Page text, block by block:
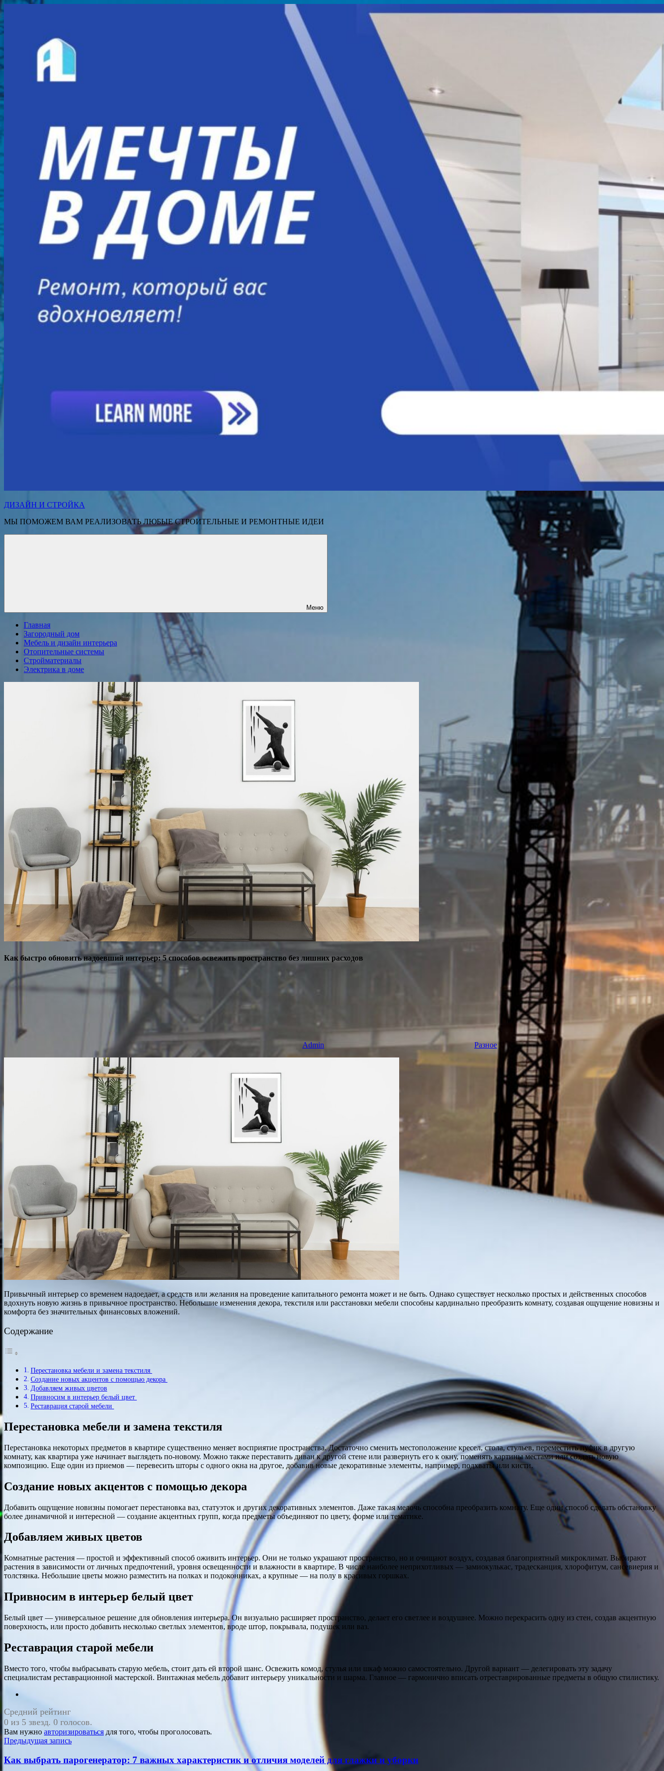
содержимому
ДИЗАЙН И СТРОЙКА
МЫ ПОМОЖЕМ ВАМ РЕАЛИЗОВАТЬ ЛЮБЫЕ СТРОИТЕЛЬНЫЕ И РЕМОНТНЫЕ ИДЕИ
Меню
Главная
Загородный дом
Мебель и дизайн интерьера
Отопительные системы
Стройматериалы
Электрика в доме
Как быстро обновить надоевший интерьер: 5 способов освежить пространство без лишних расходов
Admin Разное
Привычный интерьер со временем надоедает, а средств или желания на проведение капитального ремонта может и не быть. Однако существует несколько простых и действенных способов
вдохнуть новую жизнь в привычное пространство. Небольшие изменения декора, текстиля или расстановки мебели способны кардинально преобразить комнату, создавая ощущение новизны и
комфорта без значительных финансовых вложений.
Содержание
Перестановка мебели и замена текстиля
Создание новых акцентов с помощью декора
Добавляем живых цветов
Привносим в интерьер белый цвет
Реставрация старой мебели
Перестановка мебели и замена текстиля
Перестановка некоторых предметов в квартире существенно меняет восприятие пространства. Достаточно сменить местоположение кресел, стола, стульев, переместить пуфик в другую
комнату, как квартира уже начинает выглядеть по-новому. Можно также переставить диван к другой стене или развернуть его к окну, поменять картины местами или создать новую
композицию. Еще один из приемов — перевесить шторы с одного окна на другое, добавив новые декоративные элементы, например, подхваты или кисти.
Создание новых акцентов с помощью декора
Добавить ощущение новизны помогает перестановка ваз, статуэток и других декоративных элементов. Даже такая мелочь способна преобразить комнату. Еще один способ сделать обстановку
более динамичной и интересной — создание акцентных групп, когда предметы объединяют по цвету, форме или тематике.
Добавляем живых цветов
Комнатные растения — простой и эффективный способ оживить интерьер. Они не только украшают пространство, но и очищают воздух, создавая благоприятный микроклимат. Выбирают
растения в зависимости от личных предпочтений, уровня освещенности и влажности в квартире. В числе наиболее неприхотливых — замиокулькас, традесканция, хлорофитум, сансевиерия и
толстянка. Небольшие цветы можно разместить на полках и подоконниках, а крупные — на полу в красивых горшках.
Привносим в интерьер белый цвет
Белый цвет — универсальное решение для обновления интерьера. Он визуально расширяет пространство, делает его светлее и воздушнее. Можно перекрасить одну из стен, создав акцентную
поверхность, или просто добавить несколько светлых элементов, вроде штор, покрывала, подушек или ваз.
Реставрация старой мебели
Вместо того, чтобы выбрасывать старую мебель, стоит дать ей второй шанс. Освежить комод, стулья или шкаф можно самостоятельно. Другой вариант — делегировать эту задачу
специалистам реставрационной мастерской. Винтажная мебель добавит интерьеру уникальности и шарма. Главное — гармонично вписать отреставрированные предметы в общую стилистику.
Средний рейтинг
0 из 5 звезд. 0 голосов.
Вам нужно авторизироваться для того, чтобы проголосовать.
Навигация
по
Предыдущая запись
Как выбрать парогенератор: 7 важных характеристик и отличия моделей для глажки и уборки